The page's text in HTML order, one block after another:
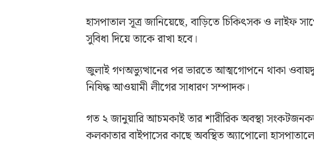
হাসপাতাল সূত্র জানিয়েছে, বাড়িতে চিকিৎসক ও লাইফ
সুবিধা দিয়ে তাকে রাখা হবে।
জুলাই গণঅভ্যুত্থানের পর ভারতে আত্মগোপনে থাকা
নিষিদ্ধ আওয়ামী লীগের সাধারণ সম্পাদক।
গত ২ জানুয়ারি আচমকাই তার শারীরিক অবস্থা
কলকাতার বাইপাসের কাছে অবস্থিত অ্যাপোলো